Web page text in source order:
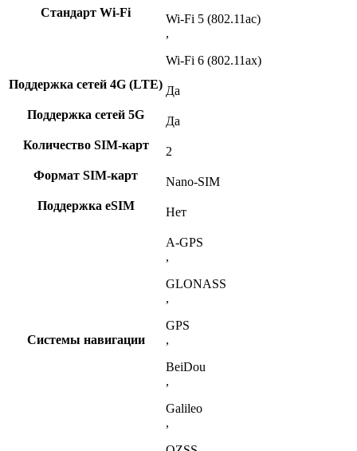
Стандарт Wi-Fi
Wi-Fi 5 (802.11ac)
,
Wi-Fi 6 (802.11ax)
Поддержка сетей 4G (LTE) Да
Поддержка сетей 5G
Да
Количество SIM-карт
2
Формат SIM-карт
Nano-SIM
Поддержка eSIM
Нет
Системы навигации
A-GPS
,
GLONASS
,
GPS
,
BeiDou
,
Galileo
,